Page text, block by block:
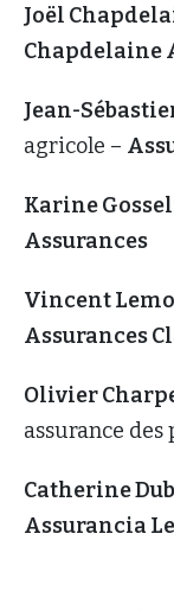
Joël
Chapdelaine
Jean-
agricole –
Karine
Assurances
Vincent
Assurances
Olivier
assurance
Catherine
Assurancia